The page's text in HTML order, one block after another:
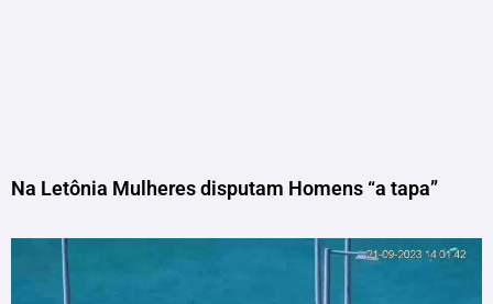
Na Letônia Mulheres disputam Homens “a tapa”